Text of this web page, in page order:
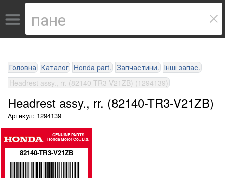
Головна Каталог Honda part. Запчастини. Інші запас.
Headrest assy., rr. (82140-TR3-V21ZB) (1294139)
Headrest assy., rr. (82140-TR3-V21ZB)
Артикул: 1294139
GENUINE PARTS
Honda Motor Co., Ltd.
82140-TR3-V21ZB